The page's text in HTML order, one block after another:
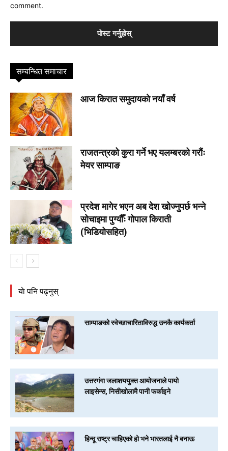
comment.
सम्बन्धित समाचार
आज किरात समुदायकाे नयाँ वर्ष
राजतन्त्रको कुरा गर्ने भए यलम्बरको गरौंः
मेयर साम्पाङ
प्रदेश मागेर भएन अब देश खोज्नुपर्छ भन्ने
सोचाइमा पुग्यौँः गोपाल किराती
(भिडियोसहित)
याे पनि पढ्नुस्
साम्पाङको स्वेच्छाचारिताविरुद्ध उनकै कार्यकर्ता
उत्तरगंगा जलाशययुक्त आयोजनाले पायो
लाइसेन्स, निसीखोलामै पानी फर्काइने
हिन्दू राष्ट्र चाहिएको हो भने भारतलाई नै बनाऊ